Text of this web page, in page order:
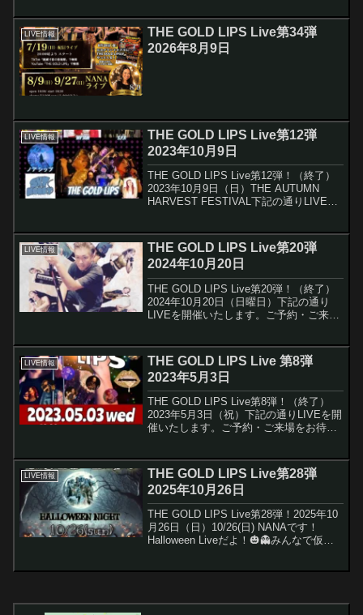
料金＞2023年7月10日（日曜日)...
LIVE情報
THE GOLD LIPS Live第34弾
2026年8月9日
LIVE情報
THE GOLD LIPS Live第12弾
2023年10月9日
THE GOLD LIPS Live第12弾！（終了）
2023年10月9日（日）THE AUTUMN
HARVEST FESTIVAL下記の通りLIVEを
待ちしています...
LIVE情報
THE GOLD LIPS Live第20弾
2024年10月20日
THE GOLD LIPS Live第20弾！（終了）
2024年10月20日（日曜日）下記の通り
LIVEを開催いたします。ご予約・ご来場
す。 ご予約はこちら
＜日時・料金＞...
LIVE情報
THE GOLD LIPS Live 第8弾
2023年5月3日
THE GOLD LIPS Live第8弾！（終了）
2023年5月3日（祝）下記の通りLIVEを開
催いたします。ご予約・ご来場をお待ち
（祝)OPEN 18:30 ／ S...
LIVE情報
THE GOLD LIPS Live第28弾
2025年10月26日
THE GOLD LIPS Live第28弾！2025年10
月26日（日）10/26(日) NANAです！
Halloween Liveだよ！🎃👻みんなで仮装